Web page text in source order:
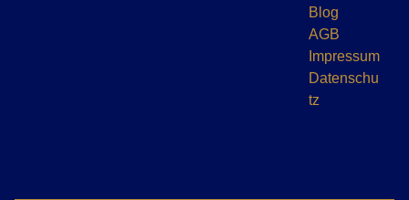
Blog
AGB
Impressum
Datenschu
tz